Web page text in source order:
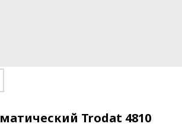
Trodat 4810